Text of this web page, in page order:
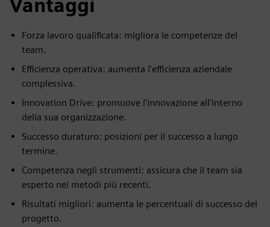
Vantaggi
Forza lavoro qualificata: migliora le competenze del
team.
Efficienza operativa: aumenta l'efficienza aziendale
complessiva.
Innovation Drive: promuove l'innovazione all'interno
della sua organizzazione.
Successo duraturo: posizioni per il successo a lungo
termine.
Competenza negli strumenti: assicura che il team sia
esperto nei metodi più recenti.
Risultati migliori: aumenta le percentuali di successo del
progetto.